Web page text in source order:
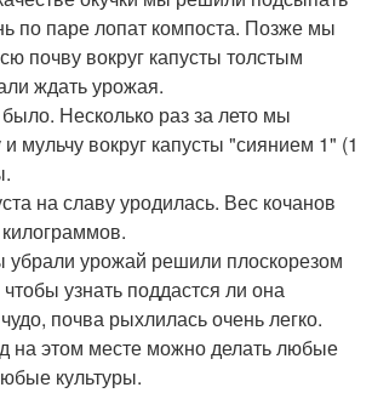
по паре лопат компоста. Позже мы
почву вокруг капусты толстым
ждать урожая.
Несколько раз за лето мы
мульчу вокруг капусты "сиянием 1" (1
на славу уродилась. Вес кочанов
убрали урожай решили плоскорезом
узнать поддастся ли она
почва рыхлилась очень легко.
на этом месте можно делать любые
культуры.